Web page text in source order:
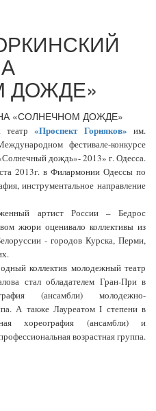
ДОЖДЕ»
театр«Проспект Горняков» им.
фестивале-конкурсе
дождь»- 2013» г. Одесса.
2013г. в Филармонии Одессы по
инструментальное направление
артист России – Бедрос
жюри оценивало коллективы из
- городов Курска, Перми,
коллектив молодежный театр
стал обладателем Гран-При в
(ансамбли) молодежно-
А также Лауреатом I степени в
хореография (ансамбли) и
возрастная группа.